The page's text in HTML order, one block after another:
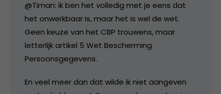
@Timan: ik ben het volledig met je eens dat
het onwerkbaar is, maar het is wel de wet.
Geen keuze van het CBP trouwens, maar
letterlijk artikel 5 Wet Bescherming
Persoonsgegevens.
En veel meer dan dat wilde ik niet aangeven